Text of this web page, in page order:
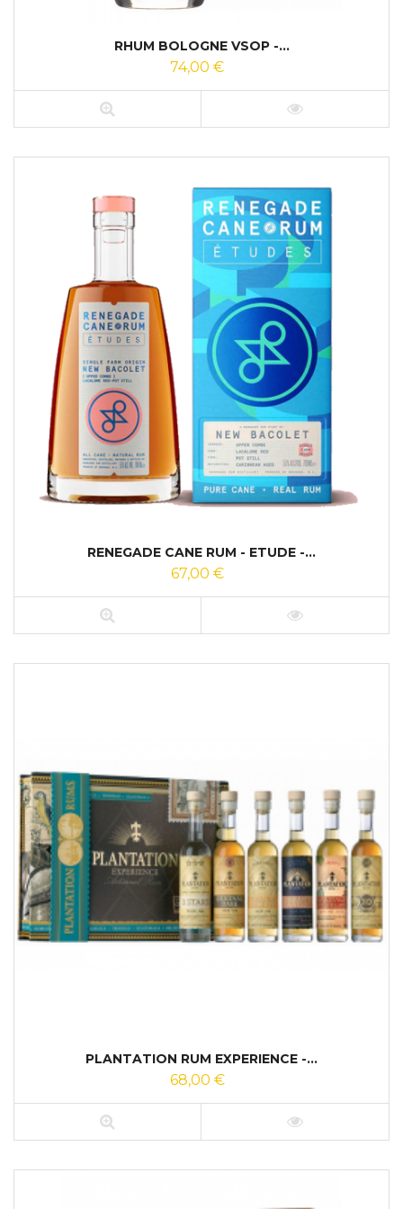
RHUM BOLOGNE VSOP -...
74,00 €
RENEGADE CANE RUM - ETUDE -...
67,00 €
PLANTATION RUM EXPERIENCE -...
68,00 €